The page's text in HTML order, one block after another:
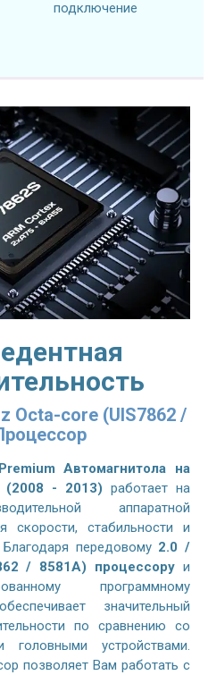
подключение
Octa-core (UIS7862 /
Автомагнитола на
(2008 - 2013) работает на
аппаратной
скорости, стабильности и
передовому 2.0 /
/ 8581A) процессору и
программному
значительный
по сравнению со
головными устройствами.
позволяет Вам работать с